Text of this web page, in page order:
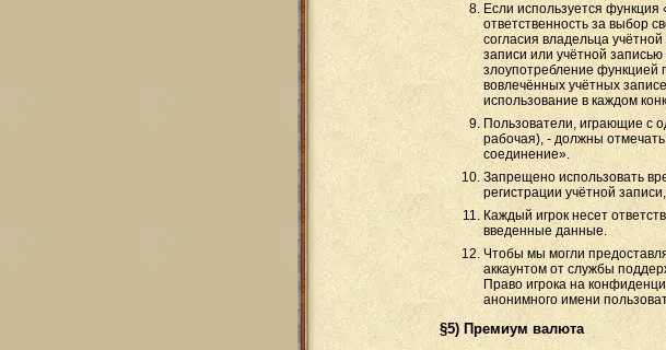
Если используется
ответственность за выбор
согласия владельца
записи или учётной
злоупотребление функцией
вовлечённых учётных
использование в каждом
Пользователи, играющие с
рабочая), - должны
соединение».
Запрещено использовать
регистрации учётной
Каждый игрок несет
введенные данные.
Чтобы мы могли
аккаунтом от службы
Право игрока на
анонимного имени
§5) Премиум валюта